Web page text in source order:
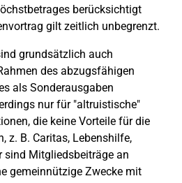
berücksichtigt
gilt zeitlich unbegrenzt.
grundsätzlich auch
des abzugsfähigen
als Sonderausgaben
nur für "altruistische"
die keine Vorteile für die
z. B. Caritas, Lebenshilfe,
sind Mitgliedsbeiträge an
gemeinnützige Zwecke mit